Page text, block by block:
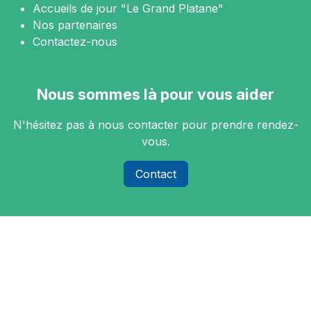
Accueils de jour "Le Grand Platane"
Nos partenaires
Contactez-nous
Nous sommes là pour vous aider
N'hésitez pas à nous contacter pour prendre rendez-
vous.
Contact